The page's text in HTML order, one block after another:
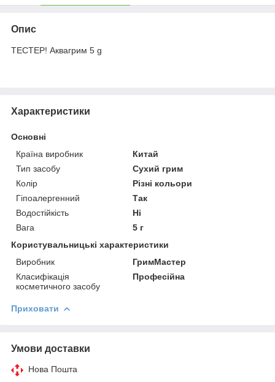
Опис
ТЕСТЕР! Аквагрим 5 g
Характеристики
Основні
Країна виробник
Китай
Тип засобу
Сухий грим
Колір
Різні кольори
Гіпоалергенний
Так
Водостійкість
Ні
Вага
5 г
Користувальницькі характеристики
Виробник
ГримМастер
Класифікація
косметичного засобу
Професійна
Приховати
Умови доставки
Нова Пошта